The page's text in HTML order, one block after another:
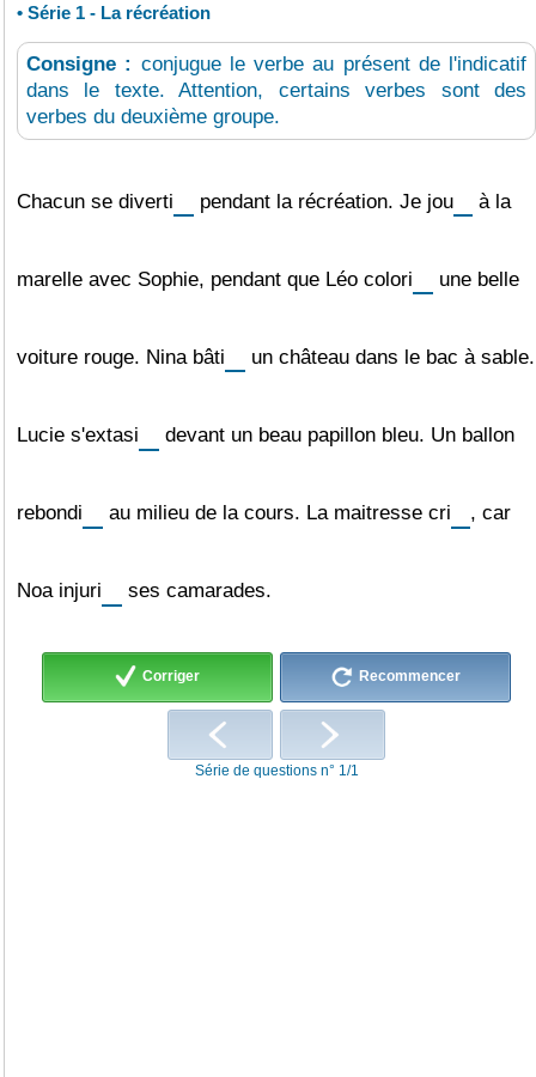
• Série 1 - La récréation
Consigne : conjugue le verbe au présent de l'indicatif
dans le texte. Attention, certains verbes sont des
verbes du deuxième groupe.
Chacun se diverti pendant la récréation. Je jou à la
marelle avec Sophie, pendant que Léo colori une belle
voiture rouge. Nina bâti un château dans le bac à sable.
Lucie s'extasi devant un beau papillon bleu. Un ballon
rebondi au milieu de la cours. La maitresse cri , car
Noa injuri ses camarades.
Corriger Recommencer
Série de questions n° 1/1